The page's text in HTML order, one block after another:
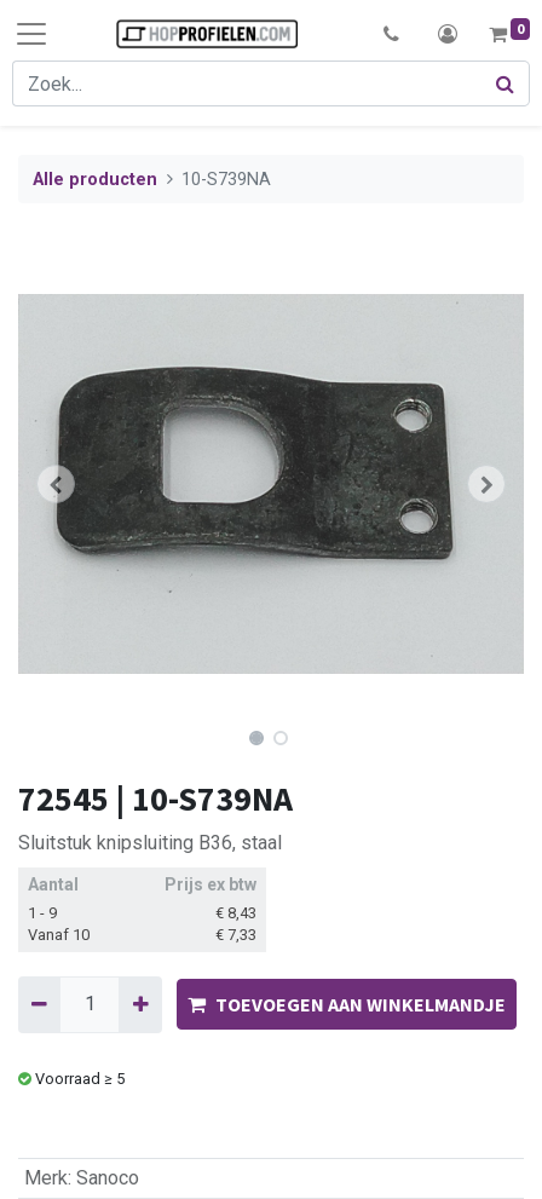
0
Alle producten 10-S739NA
72545 | 10-S739NA
Sluitstuk knipsluiting B36, staal
Aantal Prijs ex btw
1 - 9 € 8,43
Vanaf 10
€ 7,33
TOEVOEGEN AAN WINKELMANDJE
Voorraad ≥ 5
Merk: Sanoco